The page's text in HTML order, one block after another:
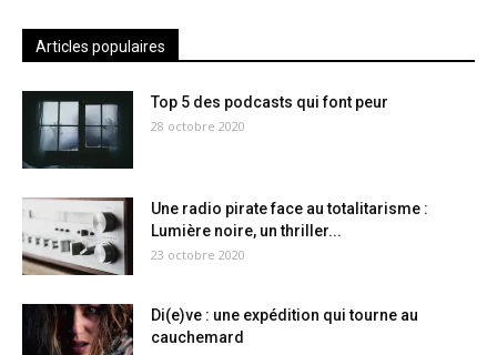
Articles populaires
Top 5 des podcasts qui font peur
28 octobre 2020
Une radio pirate face au totalitarisme :
Lumière noire, un thriller...
23 octobre 2020
Di(e)ve : une expédition qui tourne au
cauchemard